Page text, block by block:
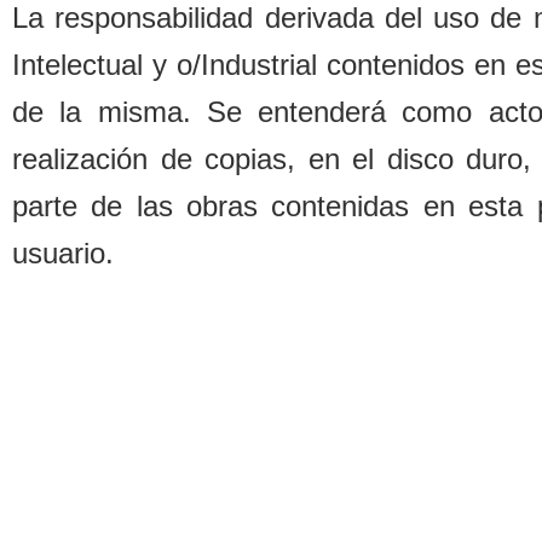
La responsabilidad derivada del uso de
Intelectual y o/Industrial contenidos en
de la misma. Se entenderá como
realización de copias, en el disco
parte de las obras contenidas en esta
usuario.